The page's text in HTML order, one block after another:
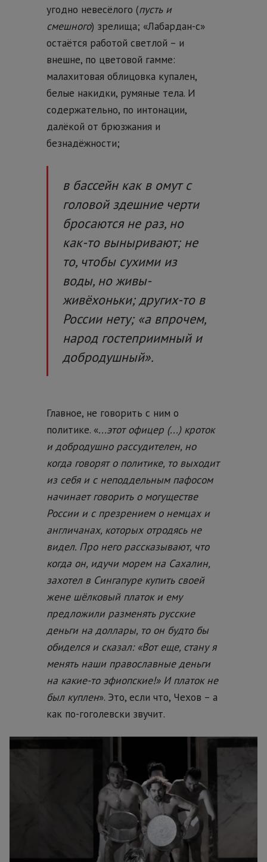
угодно невесёлого (пусть и
смешного) зрелища; «Лабардан-с»
остаётся работой светлой – и
внешне, по цветовой гамме:
малахитовая облицовка купален,
белые накидки, румяные тела. И
содержательно, по интонации,
далёкой от брюзжания и
безнадёжности;
в бассейн как в омут с
головой здешние черти
бросаются не раз, но
как-то выныривают; не
то, чтобы сухими из
воды, но живы-
живёхоньки; других-то в
России нету; «а впрочем,
народ гостеприимный и
добродушный».
Главное, не говорить с ним о
политике. «...этот офицер (...) кроток
и добродушно рассудителен, но
когда говорят о политике, то выходит
из себя и с неподдельным пафосом
начинает говорить о могуществе
России и с презрением о немцах и
англичанах, которых отродясь не
видел. Про него рассказывают, что
когда он, идучи морем на Сахалин,
захотел в Сингапуре купить своей
жене шёлковый платок и ему
предложили разменять русские
деньги на доллары, то он будто бы
обиделся и сказал: «Вот еще, стану я
менять наши православные деньги
на какие-то эфиопские!» И платок не
был куплен». Это, если что, Чехов – а
как по-гоголевски звучит.